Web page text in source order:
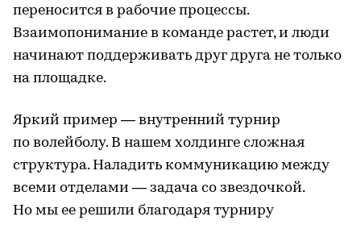
переносится в рабочие процессы.
Взаимопонимание в команде растет, и люди
начинают поддерживать друг друга не только
на площадке.
Яркий пример — внутренний турнир
по волейболу. В нашем холдинге сложная
структура. Наладить коммуникацию между
всеми отделами — задача со звездочкой.
Но мы ее решили благодаря турниру